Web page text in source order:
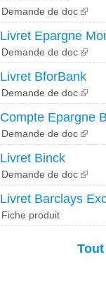
Demande de doc
Livret Epargne
Demande de doc
Livret BforBank
Demande de doc
Compte Epargne
Demande de doc
Livret Binck
Demande de doc
Livret Barclays
Fiche produit